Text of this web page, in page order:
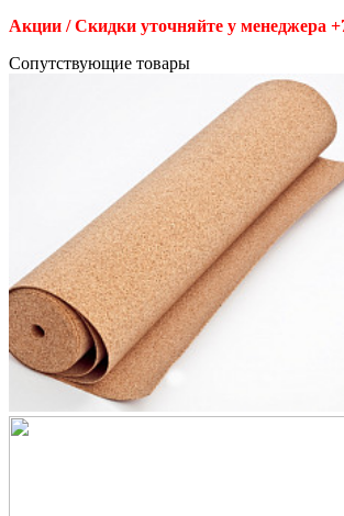
Акции / Скидки уточняйте у менеджера
Cопутствующие товары